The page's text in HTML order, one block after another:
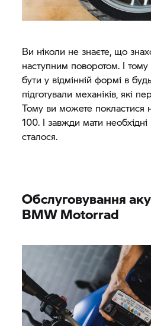
Ви ніколи не знаєте, що
наступним поворотом. І
бути у відмінній формі в
підготували механіків, які
Тому ви можете покластися
100. І завжди мати
сталося.
Обслуговування
BMW Motorrad